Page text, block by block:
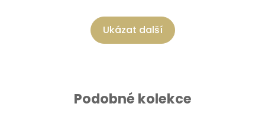
Ukázat další
Podobné kolekce